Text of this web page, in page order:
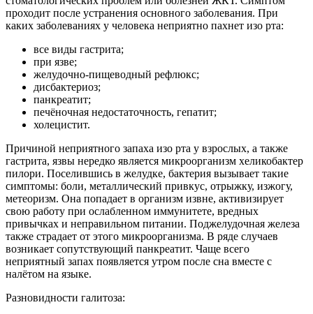
проходит после устранения основного заболевания. При
каких заболеваниях у человека неприятно пахнет изо рта:
все виды гастрита;
при язве;
желудочно-пищеводный рефлюкс;
дисбактериоз;
панкреатит;
печёночная недостаточность, гепатит;
холецистит.
Причиной неприятного запаха изо рта у взрослых, а также
гастрита, язвы нередко является микроорганизм хеликобактер
пилори. Поселившись в желудке, бактерия вызывает такие
симптомы: боли, металлический привкус, отрыжку, изжогу,
метеоризм. Она попадает в организм извне, активизирует
свою работу при ослабленном иммунитете, вредных
привычках и неправильном питании. Поджелудочная железа
также страдает от этого микроорганизма. В ряде случаев
возникает сопутствующий панкреатит. Чаще всего
неприятный запах появляется утром после сна вместе с
налётом на языке.
Разновидности галитоза: